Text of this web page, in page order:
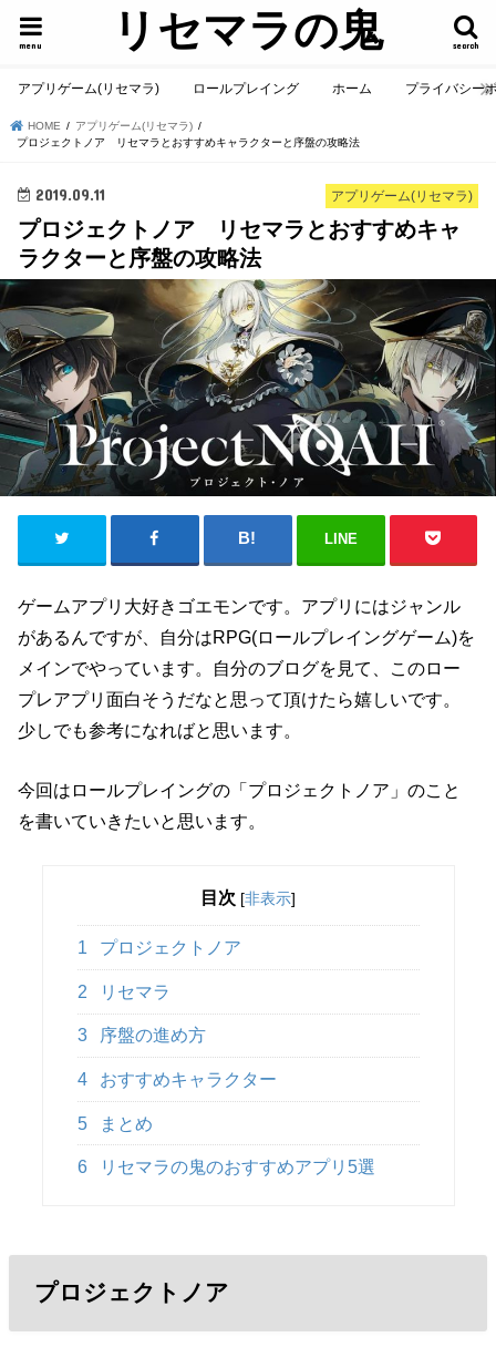
リセマラの鬼 search
menu
アプリゲーム(リセマラ) ロールプレイング ホーム プライバシー
HOME
アプリゲーム(リセマラ)
プロジェクトノア リセマラとおすすめキャラクターと序盤の攻略法
アプリゲーム(リセマラ)
2019.09.11
プロジェクトノア リセマラとおすすめキャ
ラクターと序盤の攻略法
LINE
ゲームアプリ大好きゴエモンです。アプリにはジャンル
があるんですが、自分はRPG(ロールプレイングゲーム)を
メインでやっています。自分のブログを見て、このロー
プレアプリ面白そうだなと思って頂けたら嬉しいです。
少しでも参考になればと思います。
今回はロールプレイングの「プロジェクトノア」のこと
を書いていきたいと思います。
目次 [非表示]
1 プロジェクトノア
2 リセマラ
3 序盤の進め方
4 おすすめキャラクター
5 まとめ
6 リセマラの鬼のおすすめアプリ5選
プロジェクトノア